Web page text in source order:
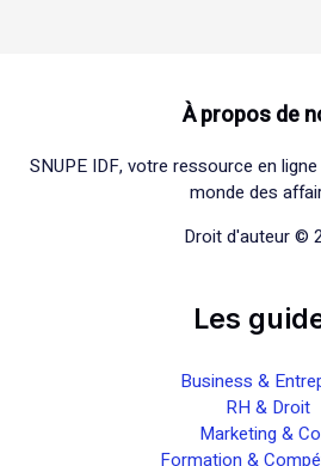
À propos de
SNUPE IDF, votre ressource en
monde des
Droit d'auteur ©
Les
Business &
RH & Droit
Marketing &
Formation &